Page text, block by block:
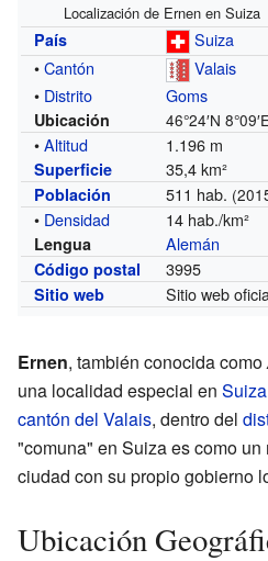
Localización de Ernen en Suiza
País
Suiza
•Cantón
Valais
• Distrito Goms
Ubicación 46°24′N
•Altitud 1.196 m
Superficie 35,4 km²
Población 511 hab.
• Densidad 14 hab./km²
Lengua Alemán
Código postal 3995
Sitio web Sitio web
Ernen, también conocida como
una localidad especial en Suiza
cantón del Valais, dentro del
"comuna" en Suiza es como
ciudad con su propio gobierno
Ubicación